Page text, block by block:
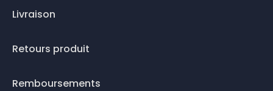
Livraison
Retours produit
Remboursements